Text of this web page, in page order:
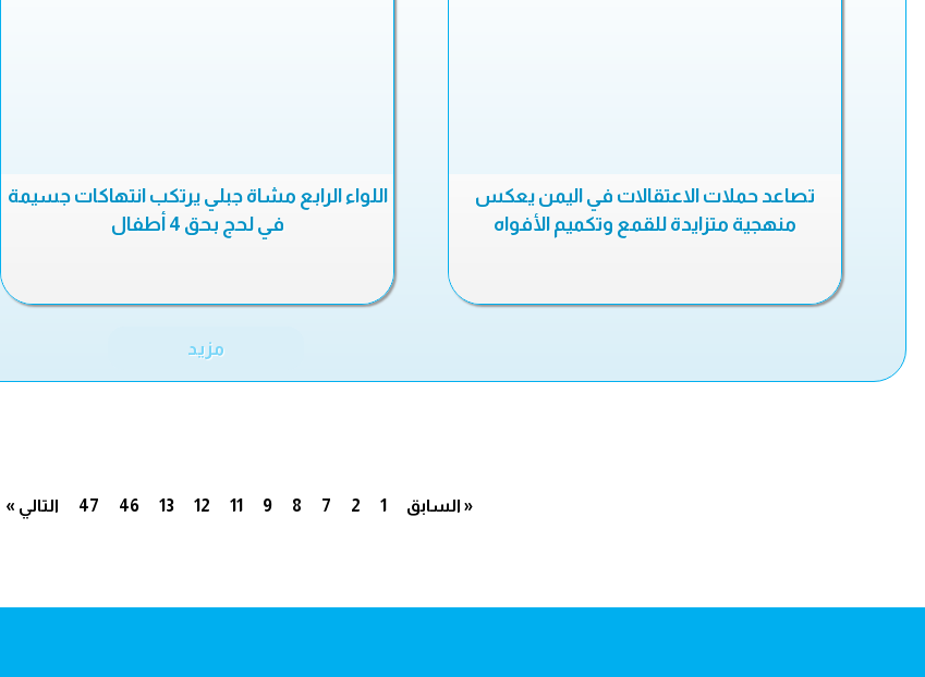
تصاعد حملات الاعتقالات في اليمن يعكس
منهجية متزايدة للقمع وتكميم الأفواه
اللواء الرابع مشاة جبلي يرتكب انتهاكات جسيمة
في لحج بحق 4 أطفال
مزيد
« السابق 1
2
7
8
9
11
12
13
46
47 التالي »